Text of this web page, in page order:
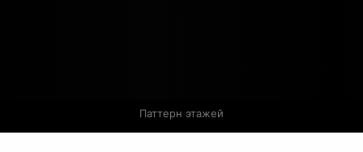
Паттерн этажей